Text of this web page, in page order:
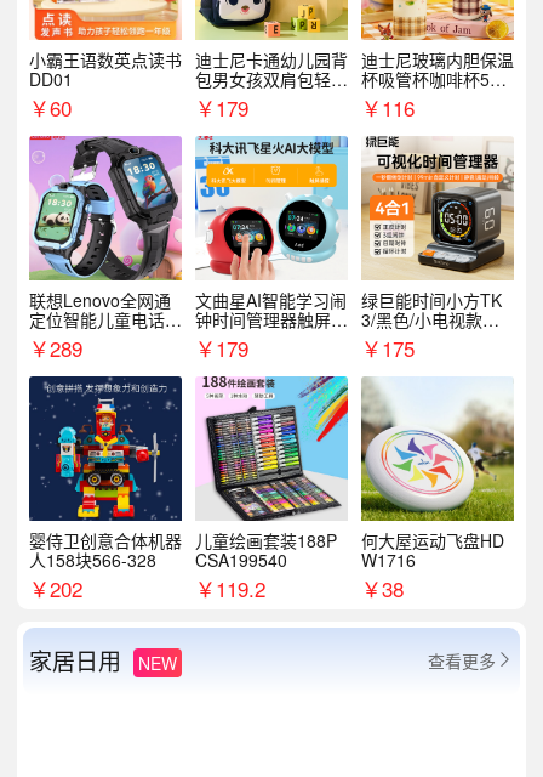
小霸王语数英点读书
DD01
￥60
迪士尼卡通幼儿园背
包男女孩双肩包轻便
可爱小背包B20107
￥179
迪士尼玻璃内胆保温
杯吸管杯咖啡杯530
MLH15135
￥116
联想Lenovo全网通
定位智能儿童电话手
表A1
￥289
文曲星AI智能学习闹
钟时间管理器触屏N
1pro
￥179
绿巨能时间小方TK
3/黑色/小电视款【T
K3】
￥175
婴侍卫创意合体机器
人158块566-328
￥202
儿童绘画套装188P
CSA199540
￥119.2
何大屋运动飞盘HD
W1716
￥38
家居日用 NEW 查看更多 